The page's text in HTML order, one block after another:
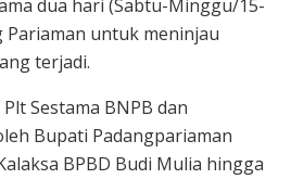
dua hari (Sabtu-Minggu/15-
Pariaman untuk meninjau
terjadi.
Sestama BNPB dan
Bupati Padangpariaman
BPBD Budi Mulia hingga